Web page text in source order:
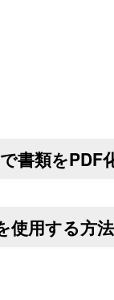
書類をPDF
使用する方法